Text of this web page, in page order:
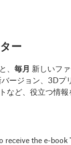
ー
、 毎月 新しいファ
ージョン、3Dプ
など、役立つ情報
receive the e-book